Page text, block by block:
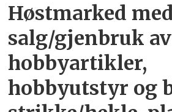
Høstmarked
salg/gjenbruk av
hobbyartikler,
hobbyutstyr og